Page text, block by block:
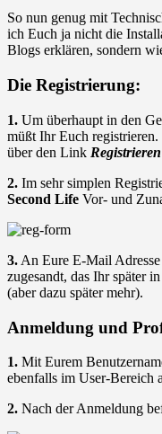
So nun genug mit
ich Euch ja nicht die
Blogs erklären, sondern
Die Registrierung:
1. Um überhaupt in den
müßt Ihr Euch
über den Link Registrieren
2. Im sehr simplen
Second Life Vor- und
3. An Eure E-Mail
zugesandt, das Ihr später
(aber dazu später mehr).
Anmeldung und
1. Mit Eurem
ebenfalls im User-Bereich
2. Nach der Anmeldung